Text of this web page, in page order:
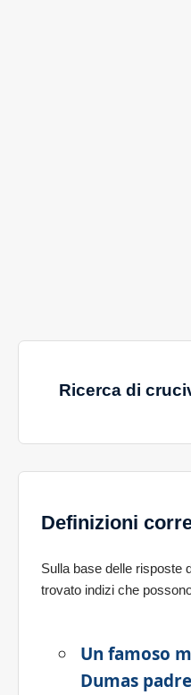
Ricerca di
Definizioni
Sulla base delle risposte
trovato indizi che
Un famoso
Dumas padre